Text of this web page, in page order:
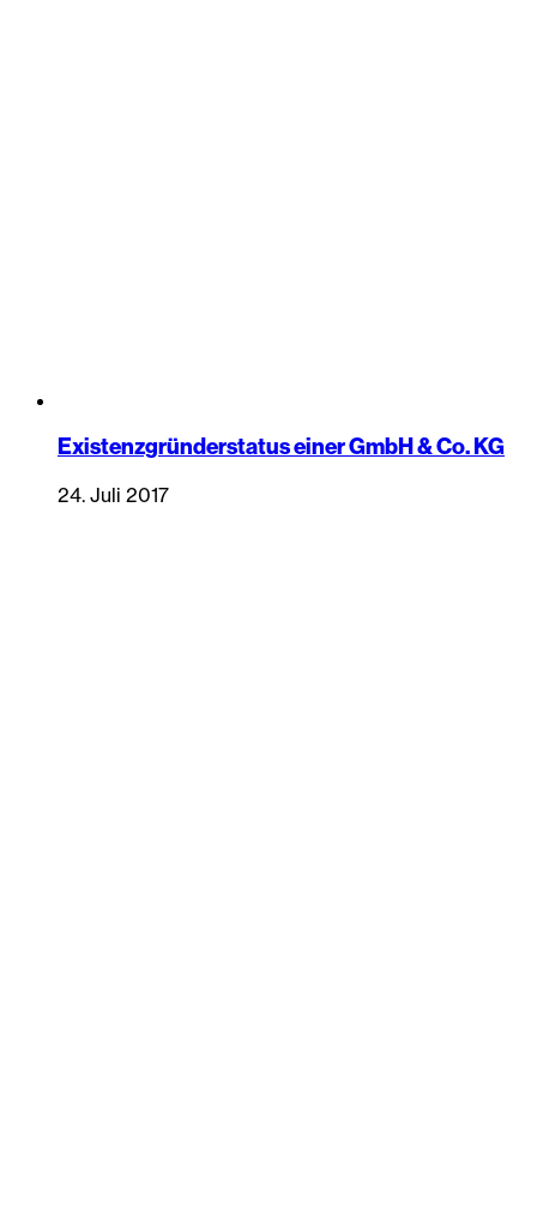
Existenzgründerstatus einer GmbH & Co. KG
24. Juli 2017